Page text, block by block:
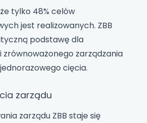
tylko 48% celów
jest realizowanych. ZBB
podstawę dla
zrównoważonego zarządzania
cięcia.
zarządu
zarządu ZBB staje się